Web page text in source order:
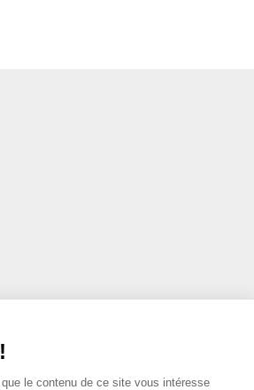
le contenu de ce site vous intéresse